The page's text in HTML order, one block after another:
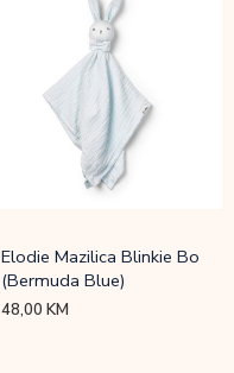
Elodie Mazilica Blinkie Bo
(Bermuda Blue)
48,00KM